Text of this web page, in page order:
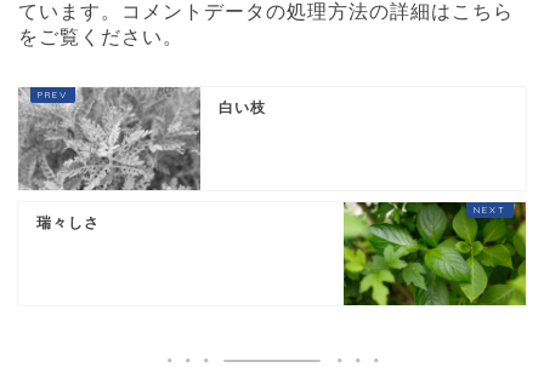
ています。
コメントデータの処理方法の詳細はこちら
をご覧ください 。
白い枝
瑞々しさ